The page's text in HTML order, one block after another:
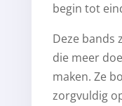
begin tot
Deze bands
die meer
maken. Ze
zorgvuldig